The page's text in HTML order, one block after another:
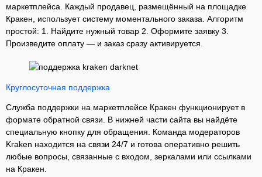
маркетплейса. Каждый продавец, размещённый на площадке
Кракен, использует систему моментального заказа. Алгоритм
простой: 1. Найдите нужный товар 2. Оформите заявку 3.
Произведите оплату — и заказ сразу активируется.
Круглосуточная поддержка
Служба поддержки на маркетплейсе Кракен функционирует в
формате обратной связи. В нижней части сайта вы найдёте
специальную кнопку для обращения. Команда модераторов
Kraken находится на связи 24/7 и готова оперативно решить
любые вопросы, связанные с входом, зеркалами или ссылками
на Кракен.